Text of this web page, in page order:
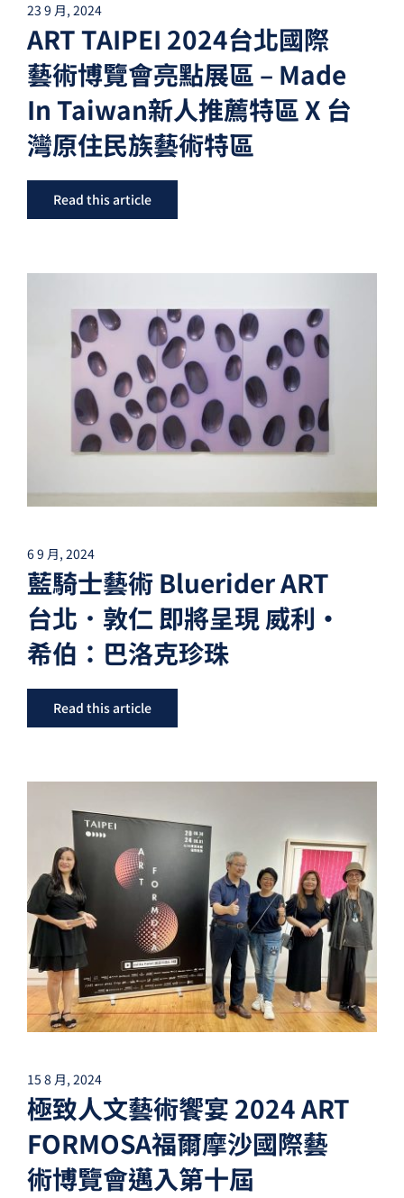
23 9 月, 2024
ART TAIPEI 2024台北國際
藝術博覽會亮點展區 – Made
In Taiwan新人推薦特區 X 台
灣原住民族藝術特區
Read this article
6 9 月, 2024
藍騎士藝術 Bluerider ART
台北．敦仁 即將呈現 威利・
希伯：巴洛克珍珠
Read this article
15 8 月, 2024
極致人文藝術饗宴 2024 ART
FORMOSA福爾摩沙國際藝
術博覽會邁入第十屆